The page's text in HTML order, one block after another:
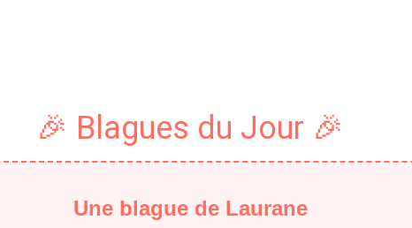
🎉 Blagues du Jour 🎉
Une blague de Laurane